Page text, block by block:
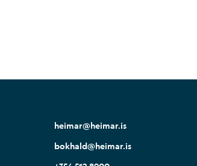
heimar@heimar.is
bokhald@heimar.is